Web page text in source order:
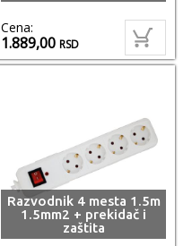
Cena:
1.889,00RSD
Razvodnik 4 mesta 1.5m
1.5mm2 + prekidač i
zaštita